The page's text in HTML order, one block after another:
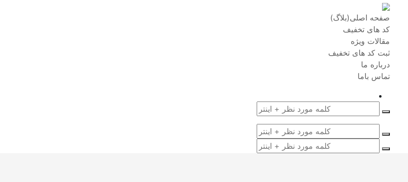
صفحه اصلی(بلاگ)
کد های تخفیف
مقالات ویژه
ثبت کد های تخفیف
درباره ما
تماس باما